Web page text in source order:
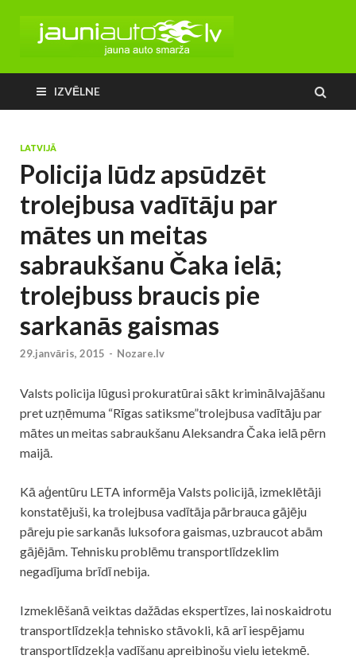
IZVĒLNE
LATVIJĀ
Policija lūdz apsūdzēt
trolejbusa vadītāju par
mātes un meitas
sabraukšanu Čaka ielā;
trolejbuss braucis pie
sarkanās gaismas
29.janvāris, 2015 - Nozare.lv
Valsts policija lūgusi prokuratūrai sākt kriminālvajāšanu
pret uzņēmuma “Rīgas satiksme”trolejbusavadītāju par
mātes un meitas sabraukšanu Aleksandra Čaka ielā pērn
maijā.
Kā aģentūru LETA informēja Valsts policijā, izmeklētāji
konstatējuši, katrolejbusavadītāja pārbrauca gājēju
pāreju pie sarkanās luksofora gaismas, uzbraucot abām
gājējām. Tehnisku problēmu transportlīdzeklim
negadījuma brīdī nebija.
Izmeklēšanā veiktas dažādas ekspertīzes, lai noskaidrotu
transportlīdzekļa tehnisko stāvokli, kā arī iespējamu
transportlīdzekļa vadīšanu apreibinošu vielu ietekmē.